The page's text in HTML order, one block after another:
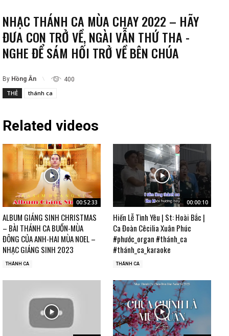
NHẠC THÁNH CA MÙA CHAY 2022 – HÃY
ĐƯA CON TRỞ VỀ, NGÀI VẪN THỨ THA -
NGHE ĐỂ SÁM HỐI TRỞ VỀ BÊN CHÚA
By Hồng Ân 400
THẺ thánh ca
Related videos
00:52:33
ALBUM GIÁNG SINH CHRISTMAS
– BÀI THÁNH CA BUỒN-MÙA
ĐÔNG CỦA ANH-HAI MÙA NOEL –
NHẠC GIÁNG SINH 2023
THÁNH CA
00:00:10
Hiến Lễ Tình Yêu | St: Hoài Bắc |
Ca Đoàn Cêcilia Xuân Phúc
#phước_organ #thánh_ca
#thánh_ca_karaoke
THÁNH CA